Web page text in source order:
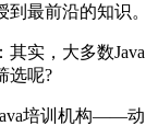
最前沿的知识。
实，大多数Java
选呢?
培训机构——动